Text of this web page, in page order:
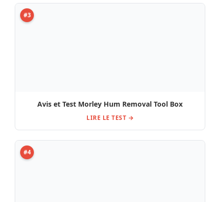
#3
Avis et Test Morley Hum Removal Tool Box
LIRE LE TEST →
#4